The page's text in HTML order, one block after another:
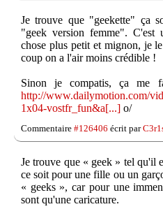
Je trouve que "geekette" ça
"geek version femme". C'est
chose plus petit et mignon, je
coup on a l'air moins crédible !
Sinon je compatis, ça me
http://www.dailymotion.com/
1x04-vostfr_fun&a[...] o/
Commentaire #126406 écrit par
Je trouve que « geek » tel qu'il
ce soit pour une fille ou un
« geeks », car pour une
sont qu'une caricature.